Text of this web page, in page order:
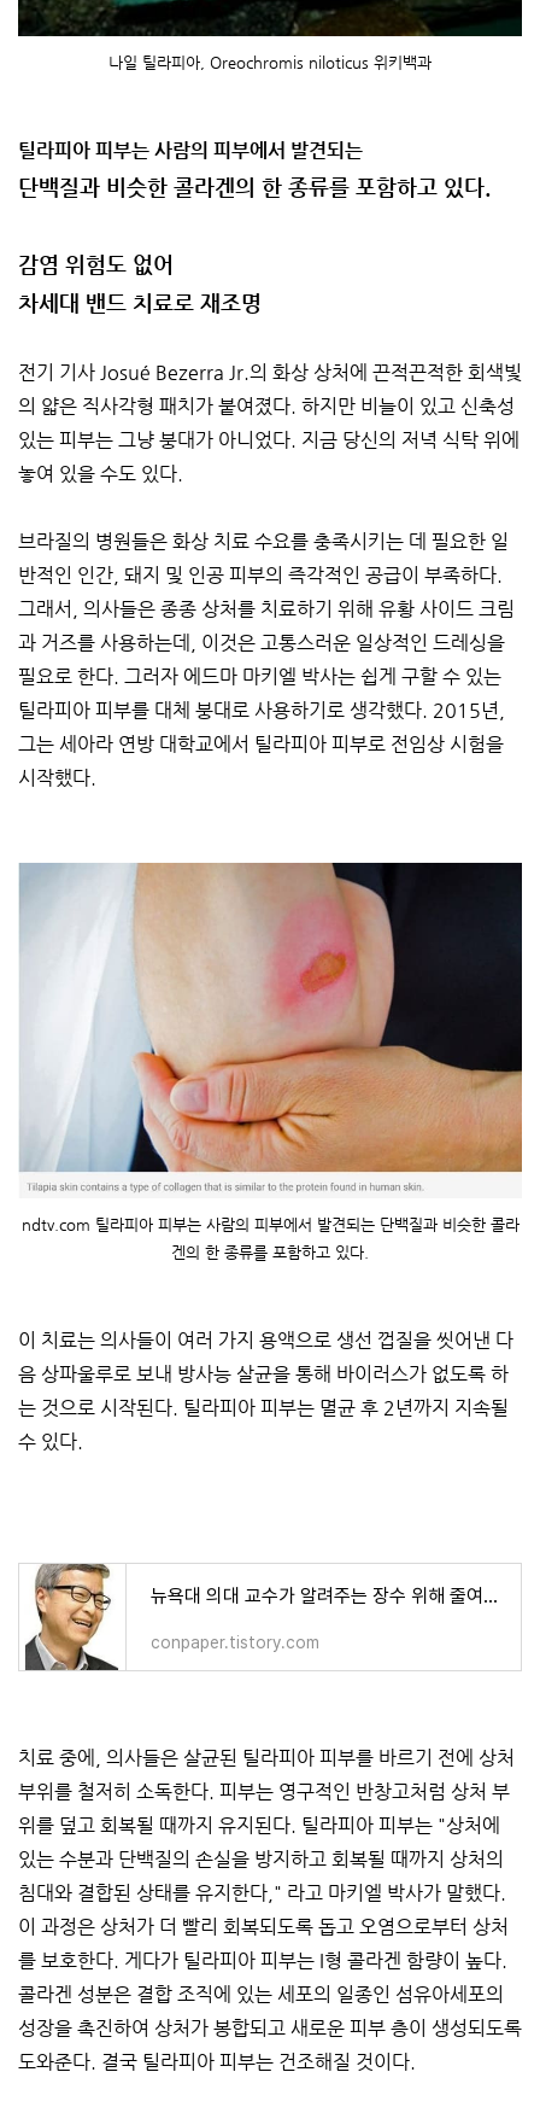
나일 틸라피아, Oreochromis niloticus 위키백과
틸라피아 피부는 사람의 피부에서 발견되는
단백질과 비슷한 콜라겐의 한 종류를 포함하고 있다.
감염 위험도 없어
차세대 밴드 치료로 재조명
전기 기사 Josué Bezerra Jr.의 화상 상처에 끈적끈적한 회색빛
의 얇은 직사각형 패치가 붙여졌다. 하지만 비늘이 있고 신축성
있는 피부는 그냥 붕대가 아니었다. 지금 당신의 저녁 식탁 위에
놓여 있을 수도 있다.
브라질의 병원들은 화상 치료 수요를 충족시키는 데 필요한 일
반적인 인간, 돼지 및 인공 피부의 즉각적인 공급이 부족하다.
그래서, 의사들은 종종 상처를 치료하기 위해 유황 사이드 크림
과 거즈를 사용하는데, 이것은 고통스러운 일상적인 드레싱을
필요로 한다. 그러자 에드마 마키엘 박사는 쉽게 구할 수 있는
틸라피아 피부를 대체 붕대로 사용하기로 생각했다. 2015년,
그는 세아라 연방 대학교에서 틸라피아 피부로 전임상 시험을
시작했다.
ndtv.com 틸라피아 피부는 사람의 피부에서 발견되는 단백질과 비슷한 콜라
겐의 한 종류를 포함하고 있다.
이 치료는 의사들이 여러 가지 용액으로 생선 껍질을 씻어낸 다
음 상파울루로 보내 방사능 살균을 통해 바이러스가 없도록 하
는 것으로 시작된다. 틸라피아 피부는 멸균 후 2년까지 지속될
수 있다.
뉴욕대 의대 교수가 알려주는 장수 위해 줄여야 할 영양분
conpaper.tistory.com
치료 중에, 의사들은 살균된 틸라피아 피부를 바르기 전에 상처
부위를 철저히 소독한다. 피부는 영구적인 반창고처럼 상처 부
위를 덮고 회복될 때까지 유지된다. 틸라피아 피부는 "상처에
있는 수분과 단백질의 손실을 방지하고 회복될 때까지 상처의
침대와 결합된 상태를 유지한다," 라고 마키엘 박사가 말했다.
이 과정은 상처가 더 빨리 회복되도록 돕고 오염으로부터 상처
를 보호한다. 게다가 틸라피아 피부는 I형 콜라겐 함량이 높다.
콜라겐 성분은 결합 조직에 있는 세포의 일종인 섬유아세포의
성장을 촉진하여 상처가 봉합되고 새로운 피부 층이 생성되도록
도와준다. 결국 틸라피아 피부는 건조해질 것이다.